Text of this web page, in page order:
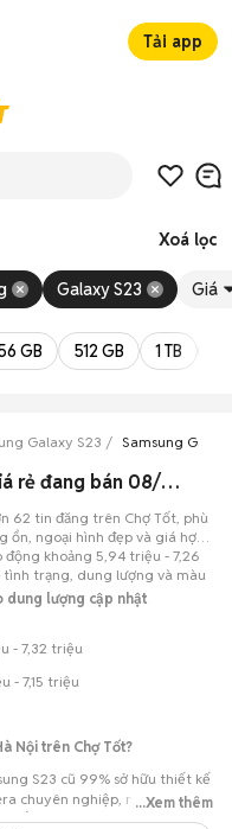
Tải app
Xoá lọc
Galaxy S23 Giá
GB 512 GB 1 TB
Galaxy S23 Samsung
62 Samsung S23 cũ tại Hà Nội giá rẻ đang bán 08/2026
62 tin đăng trên Chợ Tốt, phù
ổn, ngoại hình đẹp và giá hợp
động khoảng 5,94 triệu - 7,26
trạng, dung lượng và màu
dung lượng cập nhật
- 7,32 triệu
- 7,15 triệu
Nội trên Chợ Tốt?
S23 cũ 99% sở hữu thiết kế
chuyên nghiệp, nhưng có
mắt.
...Xem thêm